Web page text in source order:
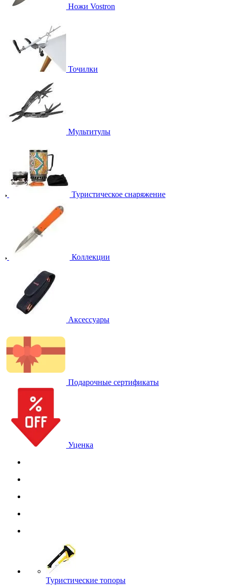
Ножи Vostron
Точилки
Мультитулы
Туристическое снаряжение
Коллекции
Аксессуары
Подарочные сертификаты
Уценка
Туристические топоры